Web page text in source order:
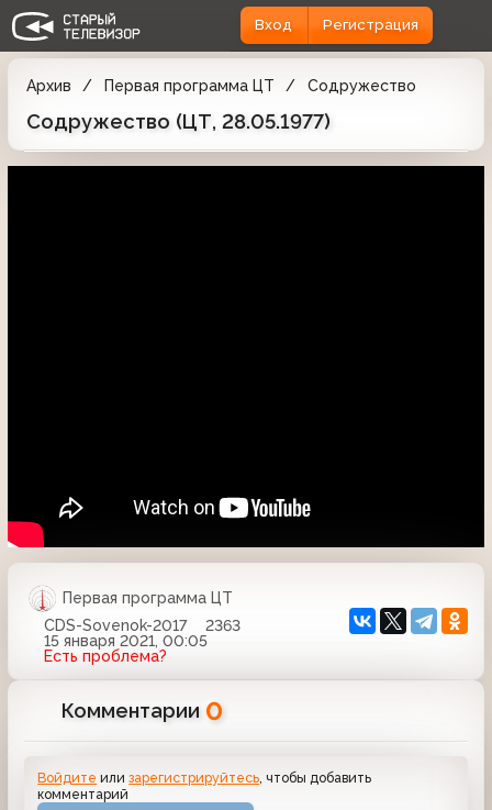
Вход Регистрация
Архив Первая программа ЦТ Содружество
Содружество (ЦТ, 28.05.1977)
Первая программа ЦТ
CDS-Sovenok-2017
2363
15 января 2021, 00:05
Есть проблема?
Комментарии 0
Войдите илизарегистрируйтесь , чтобы добавить
комментарий